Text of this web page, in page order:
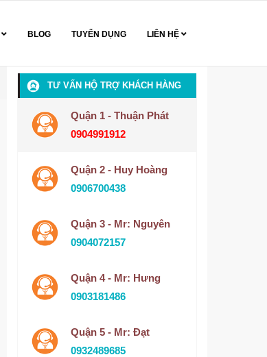
BLOG TUYỂN DỤNG LIÊN HỆ
TƯ VẤN HỘ TRỢ KHÁCH HÀNG
Quận 1 - Thuận Phát
0904991912
Quận 2 - Huy Hoàng
0906700438
Quận 3 - Mr: Nguyên
0904072157
Quận 4 - Mr: Hưng
0903181486
Quận 5 - Mr: Đạt
0932489685